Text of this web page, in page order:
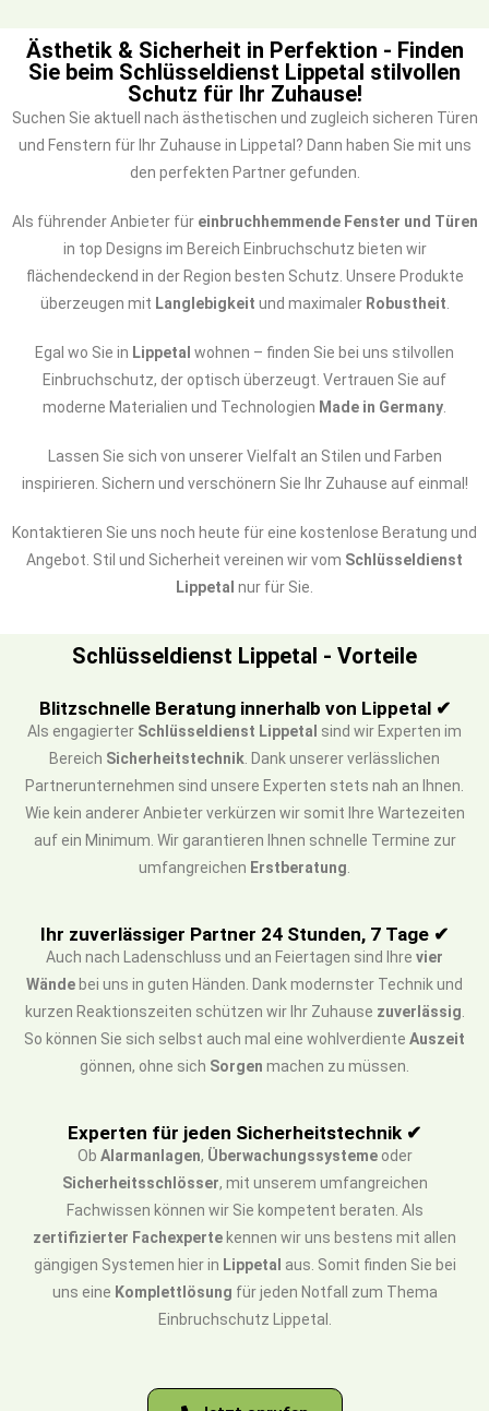
Ästhetik & Sicherheit in Perfektion - Finden
Sie beim Schlüsseldienst Lippetal stilvollen
Schutz für Ihr Zuhause!
Suchen Sie aktuell nach ästhetischen und zugleich sicheren Türen
und Fenstern für Ihr Zuhause in Lippetal? Dann haben Sie mit uns
den perfekten Partner gefunden.
Als führender Anbieter für einbruchhemmende Fenster und Türen
in top Designs im Bereich Einbruchschutz bieten wir
flächendeckend in der Region besten Schutz. Unsere Produkte
überzeugen mit Langlebigkeit und maximaler Robustheit
Egal wo Sie in Lippetal wohnen – finden Sie bei uns stilvollen
Einbruchschutz, der optisch überzeugt. Vertrauen Sie auf
moderne Materialien und Technologien Made in Germany
Lassen Sie sich von unserer Vielfalt an Stilen und Farben
inspirieren. Sichern und verschönern Sie Ihr Zuhause auf einmal!
Kontaktieren Sie uns noch heute für eine kostenlose Beratung und
Angebot. Stil und Sicherheit vereinen wir vom Schlüsseldienst
Lippetal nur für Sie.
Schlüsseldienst Lippetal - Vorteile
Blitzschnelle Beratung innerhalb von Lippetal ✔
Als engagierter Schlüsseldienst Lippetal sind wir Experten im
Bereich Sicherheitstechnik . Dank unserer verlässlichen
Partnerunternehmen sind unsere Experten stets nah an Ihnen.
Wie kein anderer Anbieter verkürzen wir somit Ihre Wartezeiten
auf ein Minimum. Wir garantieren Ihnen schnelle Termine zur
umfangreichen Erstberatung
Ihr zuverlässiger Partner 24 Stunden, 7 Tage ✔
Auch nach Ladenschluss und an Feiertagen sind Ihre vier
Wände bei uns in guten Händen. Dank modernster Technik und
kurzen Reaktionszeiten schützen wir Ihr Zuhause zuverlässig
So können Sie sich selbst auch mal eine wohlverdiente Auszeit
gönnen, ohne sich Sorgen machen zu müssen.
Experten für jeden Sicherheitstechnik ✔
Ob Alarmanlagen, Überwachungssystemeoder
Sicherheitsschlösser, mit unserem umfangreichen
Fachwissen können wir Sie kompetent beraten. Als
zertifizierter Fachexperte kennen wir uns bestens mit allen
gängigen Systemen hier in Lippetal aus. Somit finden Sie bei
uns eine Komplettlösung für jeden Notfall zum Thema
Einbruchschutz Lippetal.